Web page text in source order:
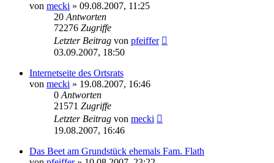
von mecki » 09.08.2007, 11:25
20 Antworten
72276 Zugriffe
Letzter Beitrag von pfeiffer
03.09.2007, 18:50
Internetseite des Ortsrats
von mecki » 19.08.2007, 16:46
0 Antworten
21571 Zugriffe
Letzter Beitrag von mecki
19.08.2007, 16:46
Das Beet am Grundstück ehemals Fam. Flath